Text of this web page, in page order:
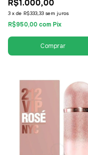
R$1.000,00
3 x de R$333,33 sem juros
R$950,00 com Pix